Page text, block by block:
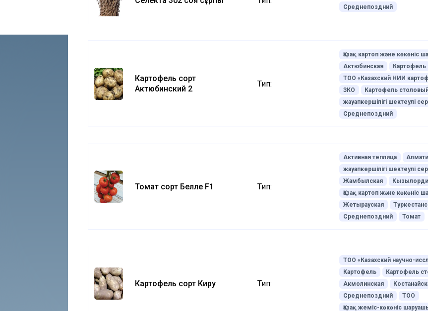
Среднепоздний
Картофель сорт
Актюбинский 2
Тип:
Қазақ картоп және
Актюбинская
Картофель
ТОО «Казахский НИИ
ЗКО
Картофель
жауапкершілігі шектеулі
Среднепоздний
Томат сорт Белле F1 Тип:
Активная теплица
жауапкершілігі шектеулі
Жамбылская
Қазақ картоп және
Жетырауская
Среднепоздний
Томат
Картофель сорт Киру Тип:
ТОО «Казахский научно-
Картофель
Картофель
Акмолинская
Среднепоздний
ТОО
Қазақ жеміс-көкөніс